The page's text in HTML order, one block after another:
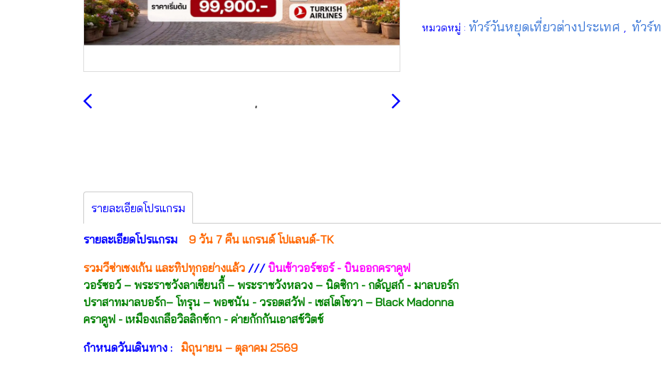
หมวดหมู่ : ทัวร์วันหยุดเที่ยวต่างประเทศ ทัวร์
รายละเอียดโปรแกรม
รายละเอียดโปรแกรม
9 วัน 7 คืน แกรนด์ โปแลนด์-TK
รวมวีซ่าเชงเก้น และทิปทุกอย่างแล้ว ///บินเข้าวอร์ซอร์ - บินออกคราคูฟ
วอร์ซอว์ – พระราชวังลาเซียนกี้ – พระราชวังหลวง – นิดซิกา - กดัญสก์ - มาลบอร์ก
ปราสาทมาลบอร์ก– โทรุน – พอซนัน - วรอตสวัฟ - เชสโตโชวา – Black Madonna
คราคูฟ - เหมืองเกลือวิลลิกซ์กา - ค่ายกักกันเอาสช์วิตช์
กำหนดวันเดินทาง : มิถุนายน – ตุลาคม 2569